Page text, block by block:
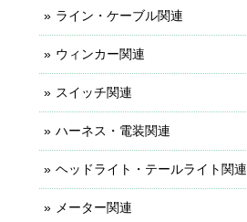
ライン・ケーブル関連
ウィンカー関連
スイッチ関連
ハーネス・電装関連
ヘッドライト・テールライト関連
メーター関連